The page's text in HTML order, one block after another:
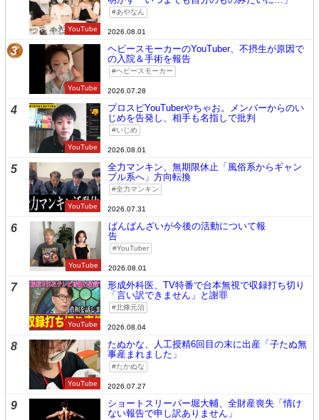
YouTube
あやなん
2026.08.01
3
YouTube
ヘビースモーカーのYouTuber、不摂生が原因で
の入院＆手術を報告
ヘビースモーカー
2026.07.28
4
YouTube
プロスピYouTuberやちゃお。メンバーからのい
じめを告発し、相手も名指しで批判
いじめ
2026.08.01
5
YouTube
全力マンキン、無期限休止「風俗系からギャン
ブル系へ」方向転換
全力マンキン
2026.07.31
6
YouTube
ばんばんざいが今後の活動について報
告
YouTuber
2026.08.01
7
YouTube
形成外科医、TV特番で台本無視で収録打ち切り
「言い訳できません」と謝罪
北條元治
2026.08.04
8
YouTube
たぬかな、人工授精6回目の末に出産「子たぬ無
事産まれました」
たかぬな
2026.07.27
9
ショートスリーパー堀大輔、全財産喪失「情け
ない報告で申し訳ありません」